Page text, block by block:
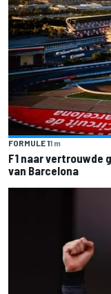
FORMULE 11 m
F1 naar vertrouwde
van Barcelona